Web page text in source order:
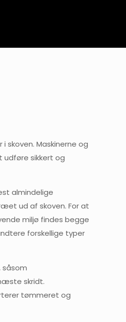
skoven. Maskinerne og
udføre sikkert og
almindelige
ud af skoven. For at
miljø findes begge
forskellige typer
såsom
skridt.
tømmeret og